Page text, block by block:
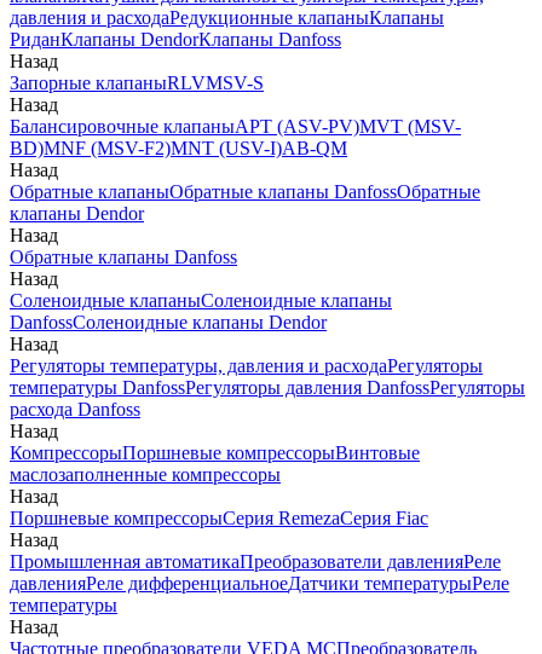
давления и расходаРедукционные клапаныКлапаны
РиданКлапаны DendorКлапаны Danfoss
Назад
Запорные клапаныRLVMSV-S
Назад
Балансировочные клапаныAPT (ASV-PV)MVT (MSV-
BD)MNF (MSV-F2)MNT (USV-I)AB-QM
Назад
Обратные клапаныОбратные клапаны DanfossОбратные
клапаны Dendor
Назад
Обратные клапаны Danfoss
Назад
Соленоидные клапаныСоленоидные клапаны
DanfossСоленоидные клапаны Dendor
Назад
Регуляторы температуры, давления и расходаРегуляторы
температуры DanfossРегуляторы давления DanfossРегуляторы
расхода Danfoss
Назад
КомпрессорыПоршневые компрессорыВинтовые
маслозаполненные компрессоры
Назад
Поршневые компрессорыСерия RemezaСерия Fiac
Назад
Промышленная автоматикаПреобразователи давленияРеле
давленияРеле дифференциальноеДатчики температурыРеле
температуры
Назад
Частотные преобразователи VEDA MCПреобразователь